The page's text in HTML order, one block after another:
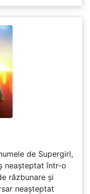
de Supergirl,
neașteptat într-o
răzbunare și
neașteptat